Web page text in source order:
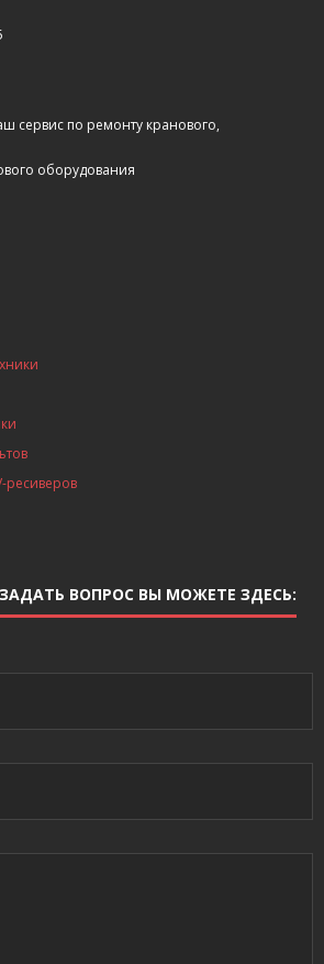
сервис по ремонту кранового,
оборудования
ресиверов
ВОПРОС ВЫ МОЖЕТЕ ЗДЕСЬ: